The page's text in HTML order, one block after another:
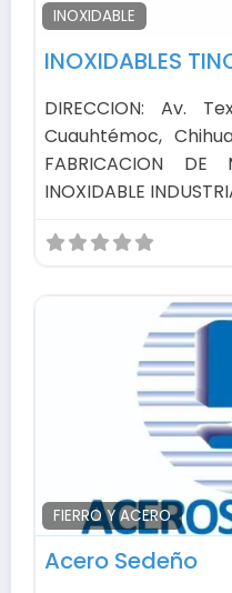
INOXIDABLE
INOXIDABLES
DIRECCION: Av.
Cuauhtémoc,
FABRICACION DE
INOXIDABLE
FIERRO Y ACERO
Acero Sedeño